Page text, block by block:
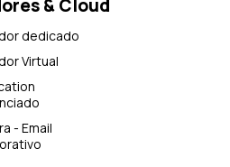
& Cloud
dedicado
Virtual
- Email